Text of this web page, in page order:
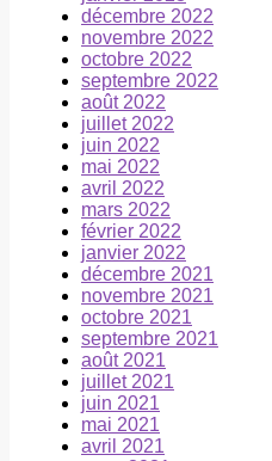
décembre 2022
novembre 2022
octobre 2022
septembre 2022
août 2022
juillet 2022
juin 2022
mai 2022
avril 2022
mars 2022
février 2022
janvier 2022
décembre 2021
novembre 2021
octobre 2021
septembre 2021
août 2021
juillet 2021
juin 2021
mai 2021
avril 2021